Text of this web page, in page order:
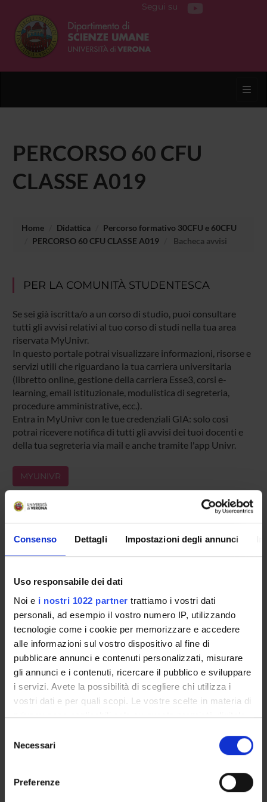
Consenso Dettagli Impostazioni degli annunci
Uso responsabile dei dati
Noi e i nostri 1022 partner trattiamo i vostri dati
personali, ad esempio il vostro numero IP, utilizzando
tecnologie come i cookie per memorizzare e accedere
alle informazioni sul vostro dispositivo al fine di
pubblicare annunci e contenuti personalizzati, misurare
gli annunci e i contenuti, ricercare il pubblico e sviluppare
i servizi. Avete la possibilità di scegliere chi utilizza i
vostri dati e per quali scopi. Le vostre scelte in materia di
privacy sono applicabili solo su questa proprietà digitale
modificare o revocare il proprio consenso in qualsiasi
momento dalla Dichiarazione sui cookie o facendo clic
delNecessari
Preferenze
Segui su
PERCORSO 60 CFU
CLASSE A019
Home Didattica
Percorso formativo 30CFU e 60CFU
PERCORSO 60 CFU CLASSE A019
Bacheca avvisi
PER LA COMUNITÀ STUDENTESCA
Se sei già iscritta/o a un corso di studio, puoi consultare
tutti gli avvisi relativi al tuo corso di studi nella tua area
riservata MyUnivr.
In questo portale potrai visualizzare informazioni, risorse e
servizi utili che riguardano la tua carriera universitaria
(libretto online, gestione della carriera Esse3, corsi e-
learning, email istituzionale, modulistica di segreteria,
procedure amministrative, ecc.).
Entra in MyUnivr con le tue credenziali GIA: solo così
potrai ricevere notifica di tutti gli avvisi dei tuoi docenti e
della tua segreteria via mail e anche tramite l'app Univr.
MYUNIVR
Come iscriversi
Calendario didattico
Calendario esami
Bacheca avvisi
Proposte tesi e stage
Organi collegiali e di governo
Docenti
CORSI DI STUDIO
DOTTORATI, MASTER E FORMAZIONE SUPERIORE